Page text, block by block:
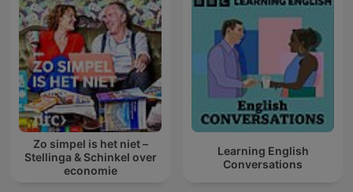
Zo simpel is het niet –
Stellinga & Schinkel over
economie
Learning English
Conversations